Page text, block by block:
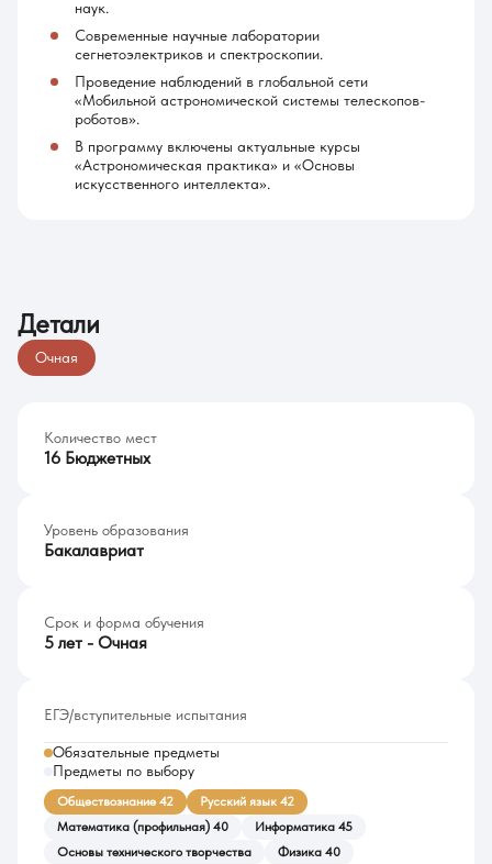
наук.
Современные научные лаборатории
сегнетоэлектриков и спектроскопии.
Проведение наблюдений в глобальной сети
«Мобильной астрономической системы телескопов-
роботов».
В программу включены актуальные курсы
«Астрономическая практика» и «Основы
искусственного интеллекта».
Детали
Очная
Количество мест
16 Бюджетных
Уровень образования
Бакалавриат
Срок и форма обучения
5 лет - Очная
ЕГЭ/вступительные испытания
Обязательные предметы
Предметы по выбору
Обществознание 42
Русский язык 42
Математика (профильная) 40
Информатика 45
Основы технического творчества
Физика 40